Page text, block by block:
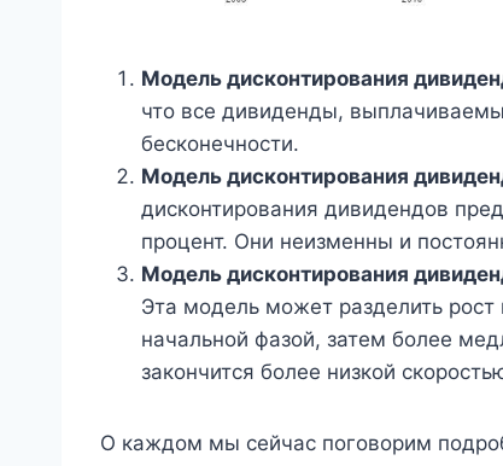
Модель дисконтирования
что все дивиденды,
бесконечности.
Модель дисконтирования
дисконтирования дивидендов
процент. Они неизменны и
Модель дисконтирования
Эта модель может разделить
начальной фазой, затем более
закончится более низкой
О каждом мы сейчас поговорим